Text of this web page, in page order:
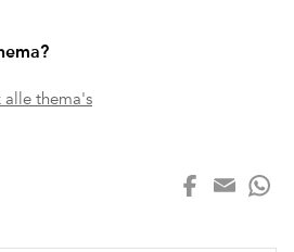
alle thema's